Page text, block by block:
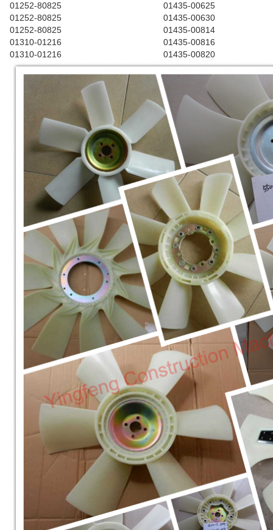
01252-80825
01435-00625
01252-80825
01435-00630
01252-80825
01435-00814
01310-01216
01435-00816
01310-01216
01435-00820